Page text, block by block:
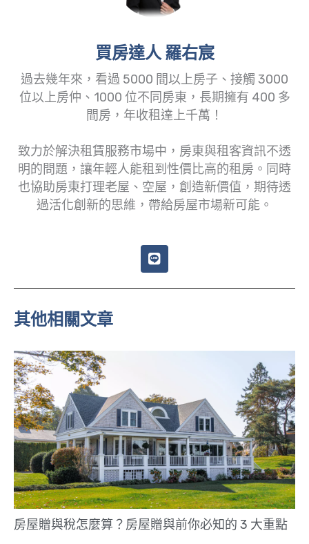
買房達人 羅右宸
過去幾年來，看過 5000 間以上房子、接觸 3000
位以上房仲、1000 位不同房東，長期擁有 400 多
間房，年收租達上千萬！
致力於解決租賃服務市場中，房東與租客資訊不透
明的問題，讓年輕人能租到性價比高的租房。同時
也協助房東打理老屋、空屋，創造新價值，期待透
過活化創新的思維，帶給房屋市場新可能。
L
i
e
其他相關文章
房屋贈與稅怎麼算？房屋贈與前你必知的 3 大重點